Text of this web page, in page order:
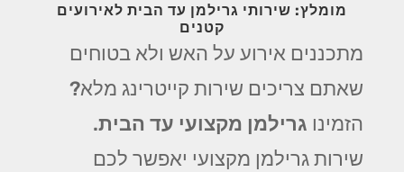
מומלץ: שירותי גרילמן עד הבית לאירועים
קטנים
מתכננים אירוע על האש ולא בטוחים
שאתם צריכים שירות קייטרינג מלא?
הזמינו גרילמן מקצועי עד הבית.
שירות גרילמן מקצועי יאפשר לכם